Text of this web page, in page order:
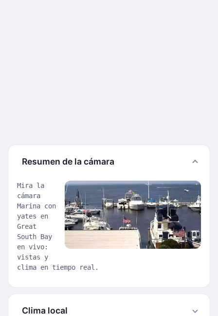
Resumen de la cámara
Mira la
cámara
Marina con
yates en
Great
South Bay
en vivo:
vistas y
clima en tiempo real.
Clima local